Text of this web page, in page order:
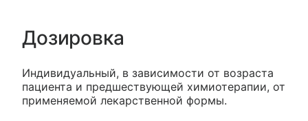
Дозировка
Индивидуальный, в зависимости от возраста
пациента и предшествующей химиотерапии, от
применяемой лекарственной формы.